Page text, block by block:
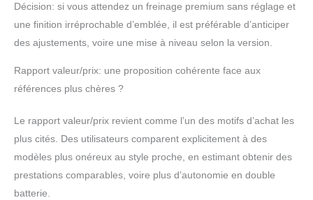
Décision: si vous attendez un freinage premium sans réglage et
une finition irréprochable d’emblée, il est préférable d’anticiper
des ajustements, voire une mise à niveau selon la version.
Rapport valeur/prix: une proposition cohérente face aux
références plus chères ?
Le rapport valeur/prix revient comme l’un des motifs d’achat les
plus cités. Des utilisateurs comparent explicitement à des
modèles plus onéreux au style proche, en estimant obtenir des
prestations comparables, voire plus d’autonomie en double
batterie.